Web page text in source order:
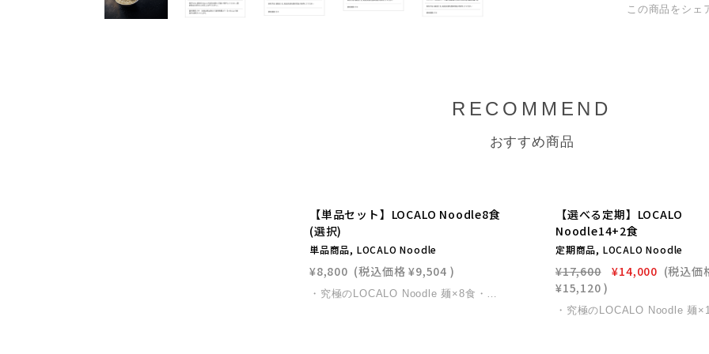
この商品をシェ
RECOMMEND
おすすめ商品
【単品セット】LOCALO Noodle8食
(選択)
単品商品, LOCALO Noodle
¥8,800 (税込価格 ¥9,504 )
【選べる定期】LOCALO
Noodle14+2食
定期商品, LOCALO Noodle
¥17,600 ¥14,000 (税込価
¥15,120 )